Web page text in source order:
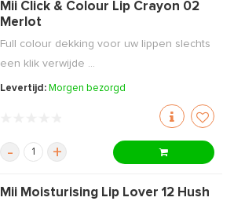
Mii Click & Colour Lip Crayon 02
Merlot
Full colour dekking voor uw lippen slechts
een klik verwijde ...
Levertijd: Morgen bezorgd
- +
Mii Moisturising Lip Lover 12 Hush